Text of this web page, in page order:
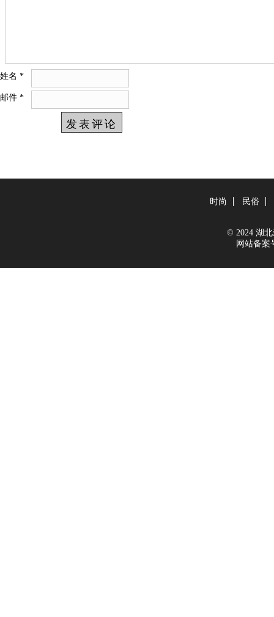
姓名 *
邮件 *
时尚 民俗
© 2024 湖北
网站备案